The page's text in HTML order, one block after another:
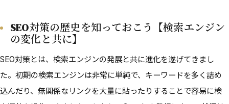
SEO対策の歴史を知っておこう【検索エンジン
の変化と共に】
SEO対策とは、検索エンジンの発展と共に進化を遂げてきまし
た。初期の検索エンジンは非常に単純で、キーワードを多く詰め
込んだり、無関係なリンクを大量に貼ったりすることで容易に検